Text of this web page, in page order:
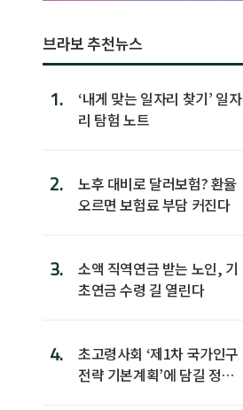
브라보 추천뉴스
1.
‘내게 맞는 일자리 찾기’ 일자
리 탐험 노트
2.
노후 대비로 달러보험? 환율
오르면 보험료 부담 커진다
3.
소액 직역연금 받는 노인, 기
초연금 수령 길 열린다
4.
초고령사회 ‘제1차 국가인구
전략 기본계획’에 담길 정책